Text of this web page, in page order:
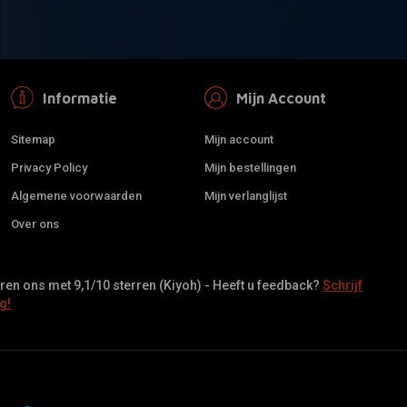
Informatie
Sitemap
Privacy Policy
Algemene voorwaarden
Over ons
Mijn Account
Mijn account
Mijn bestellingen
Mijn verlanglijst
ons met 9,1/10 sterren (Kiyoh) - Heeft u feedback?Schrijf